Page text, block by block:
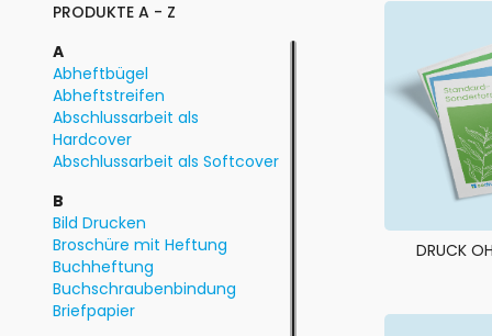
PRODUKTE A - Z
A
Abheftbügel
Abheftstreifen
Abschlussarbeit als
Hardcover
Abschlussarbeit als Softcover
B
Bild Drucken
Broschüre mit Heftung
Buchheftung
Buchschraubenbindung
Briefpapier
DRUCK